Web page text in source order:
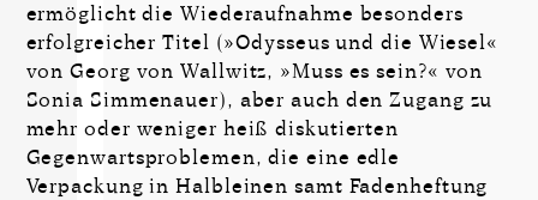
ermöglicht die Wiederaufnahme besonders
erfolgreicher Titel (»Odysseus und die Wiesel«
von Georg von Wallwitz, »Muss es sein?« von
Sonia Simmenauer), aber auch den Zugang zu
mehr oder weniger heiß diskutierten
Gegenwartsproblemen, die eine edle
Verpackung in Halbleinen samt Fadenheftung